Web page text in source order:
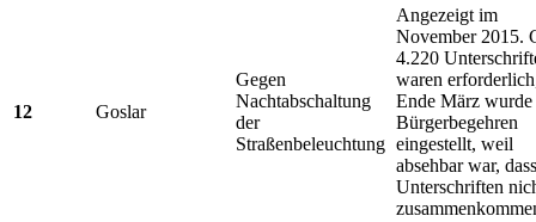
12 Goslar
Gegen
Nachtabschaltung
der
Straßenbeleuchtung
Angezeigt im
November 2015.
4.220
waren
Ende März wurde
Bürgerbegehren
eingestellt, weil
absehbar war,
Unterschriften